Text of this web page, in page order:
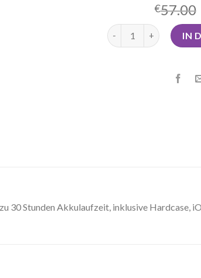
€57.00
bluetooth kopfhörerIN
30 Stunden Akkulaufzeit, inklusive Hardcase,